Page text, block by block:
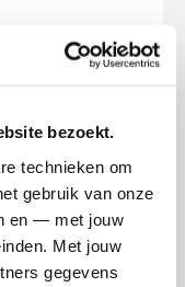
bezoekt.
technieken om
gebruik van onze
en — met jouw
Met jouw
gegevens